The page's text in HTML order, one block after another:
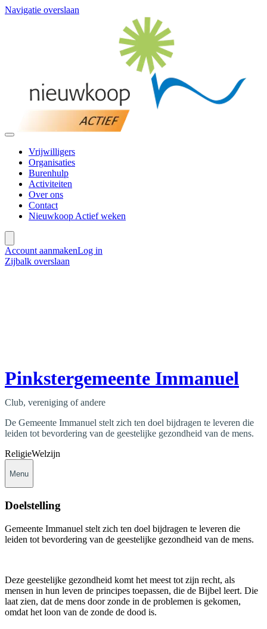
Navigatie overslaan
Vrijwilligers
Organisaties
Burenhulp
Activiteiten
Over ons
Contact
Nieuwkoop Actief weken
Account aanmakenLog in
Zijbalk overslaan
Pinkstergemeente Immanuel
Club, vereniging of andere
De Gemeente Immanuel stelt zich ten doel bijdragen te leveren die
leiden tot bevordering van de geestelijke gezondheid van de mens.
ReligieWelzijn
Menu
Doelstelling
Gemeente Immanuel stelt zich ten doel bijdragen te leveren die
leiden tot bevordering van de geestelijke gezondheid van de mens.
Deze geestelijke gezondheid komt het meest tot zijn recht, als
mensen in hun leven de principes toepassen, die de Bijbel leert. Die
laat zien, dat de mens door zonde in de problemen is gekomen,
omdat het loon van de zonde de dood is.